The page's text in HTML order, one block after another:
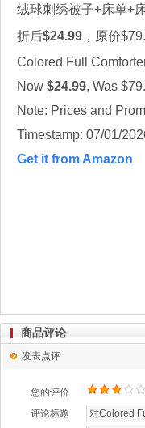
绒球刺绣被子+床单+
折后$24.99 ，原价
Colored Full
Now $24.99, Was
Note: Prices and
Timestamp: 07/01/
Get it from Amazon
商品评论
发表点评
您的评价
评论标题